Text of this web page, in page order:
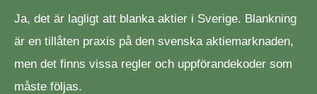
Ja, det är lagligt att blanka aktier i Sverige. Blankning
är en tillåten praxis på den svenska aktiemarknaden,
men det finns vissa regler och uppförandekoder som
måste följas.